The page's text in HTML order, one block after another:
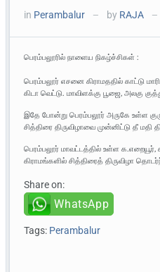
in Perambalur — by RAJA —
பெரம்பலூரில் நாளைய நிகழ்ச்சிகள் :
பெரம்பலூர் எசனை கிராமததில் காட்டு
கிடா வெட்டு. மாவிளக்கு பூஜை, அலகு
இதே போன்று பெரம்பலூர் அருகே உள்ள
சித்திரை திருவிழாவை முன்னிட்டு தீ மதி
பெரம்பலூர் மாவட்டத்தில் உள்ள க.எறையூர்,
கிராமங்களில் சித்திரைத் திருவிழா
Share on:
WhatsApp
Tags: Perambalur